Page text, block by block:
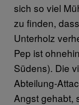
sich so viel
zu finden,
Unterholz
Pep ist
Südens). Die
Abteilung-
Angst gehabt,